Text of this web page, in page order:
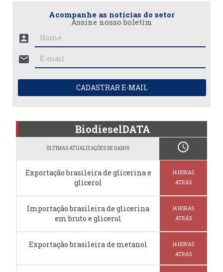
Acompanhe as notícias do setor
Assine nosso boletim
account_box
mail
CADASTRAR E-MAIL
BiodieselDATA
ÚLTIMAS ATUALIZAÇÕES DE DADOS schedule
Exportação brasileira de glicerina e
glicerol
14 HORAS
ATRÁS
Importação brasileira de glicerina
em bruto e glicerol
14 HORAS
ATRÁS
Exportação brasileira de metanol
14 HORAS
ATRÁS